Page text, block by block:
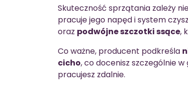
Skuteczność sprzątania zależy
pracuje jego napęd i system
oraz podwójne szczotki ssące,
Co ważne, producent podkreśla
cicho, co docenisz szczególnie
pracujesz zdalnie.